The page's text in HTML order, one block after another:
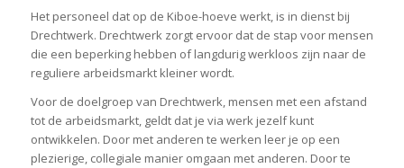
Het personeel dat op de Kiboe-hoeve werkt, is in dienst bij
Drechtwerk. Drechtwerk zorgt ervoor dat de stap voor mensen
die een beperking hebben of langdurig werkloos zijn naar de
reguliere arbeidsmarkt kleiner wordt.
Voor de doelgroep van Drechtwerk, mensen met een afstand
tot de arbeidsmarkt, geldt dat je via werk jezelf kunt
ontwikkelen. Door met anderen te werken leer je op een
plezierige, collegiale manier omgaan met anderen. Door te